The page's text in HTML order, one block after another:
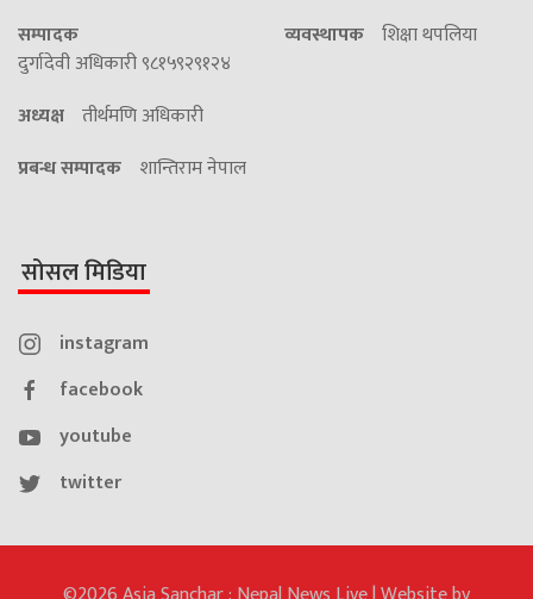
सम्पादक
दुर्गादेवी अधिकारी ९८१५९२९१२४
व्यवस्थापक शिक्षा थपलिया
अध्यक्ष तीर्थमणि अधिकारी
प्रबन्ध सम्पादक शान्तिराम नेपाल
सोसल मिडिया
instagram
facebook
youtube
twitter